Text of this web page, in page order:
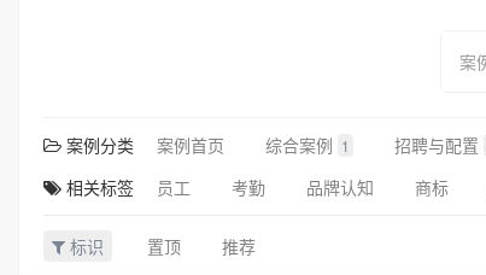
案例分类 案例首页 综合案例 1 招聘与配置
相关标签 员工 考勤 品牌认知 商标
标识 置顶 推荐